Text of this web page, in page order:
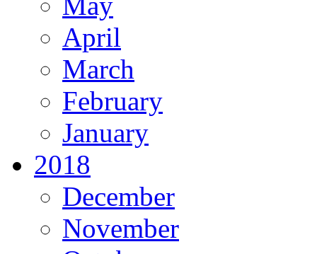
April
March
February
January
2018
December
November